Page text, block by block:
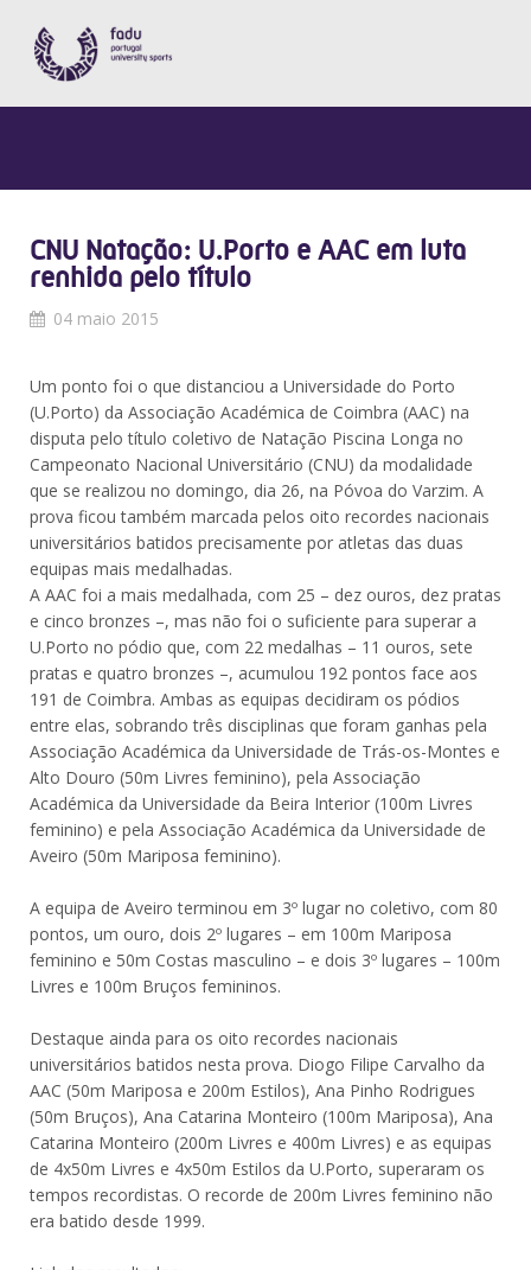
CNU Natação: U.Porto e AAC em luta
renhida pelo título
04 maio 2015
Um ponto foi o que distanciou a Universidade do Porto
(U.Porto) da Associação Académica de Coimbra (AAC) na
disputa pelo título coletivo de Natação Piscina Longa no
Campeonato Nacional Universitário (CNU) da modalidade
que se realizou no domingo, dia 26, na Póvoa do Varzim. A
prova ficou também marcada pelos oito recordes nacionais
universitários batidos precisamente por atletas das duas
equipas mais medalhadas.
A AAC foi a mais medalhada, com 25 – dez ouros, dez pratas
e cinco bronzes –, mas não foi o suficiente para superar a
U.Porto no pódio que, com 22 medalhas – 11 ouros, sete
pratas e quatro bronzes –, acumulou 192 pontos face aos
191 de Coimbra. Ambas as equipas decidiram os pódios
entre elas, sobrando três disciplinas que foram ganhas pela
Associação Académica da Universidade de Trás-os-Montes e
Alto Douro (50m Livres feminino), pela Associação
Académica da Universidade da Beira Interior (100m Livres
feminino) e pela Associação Académica da Universidade de
Aveiro (50m Mariposa feminino).
A equipa de Aveiro terminou em 3º lugar no coletivo, com 80
pontos, um ouro, dois 2º lugares – em 100m Mariposa
feminino e 50m Costas masculino – e dois 3º lugares – 100m
Livres e 100m Bruços femininos.
Destaque ainda para os oito recordes nacionais
universitários batidos nesta prova. Diogo Filipe Carvalho da
AAC (50m Mariposa e 200m Estilos), Ana Pinho Rodrigues
(50m Bruços), Ana Catarina Monteiro (100m Mariposa), Ana
Catarina Monteiro (200m Livres e 400m Livres) e as equipas
de 4x50m Livres e 4x50m Estilos da U.Porto, superaram os
tempos recordistas. O recorde de 200m Livres feminino não
era batido desde 1999.